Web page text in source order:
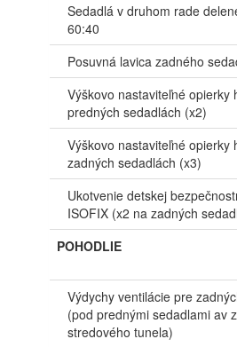
Sedadlá v druhom rade
60:40
Posuvná lavica zadného
Výškovo nastaviteľné opierky
predných sedadlách (x2)
Výškovo nastaviteľné opierky
zadných sedadlách (x3)
Ukotvenie detskej
ISOFIX (x2 na zadných
POHODLIE
Výdychy ventilácie pre
(pod prednými sedadlami av
stredového tunela)